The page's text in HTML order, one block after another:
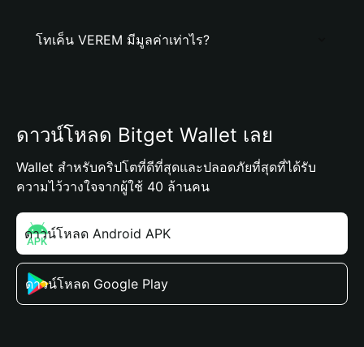
โทเค็น VEREM มีมูลค่าเท่าไร?
ดาวน์โหลด Bitget Wallet เลย
Wallet สำหรับคริปโตที่ดีที่สุดและปลอดภัยที่สุดที่ได้รับ
ความไว้วางใจจากผู้ใช้ 40 ล้านคน
ดาวน์โหลด Android APK
ดาวน์โหลด Google Play